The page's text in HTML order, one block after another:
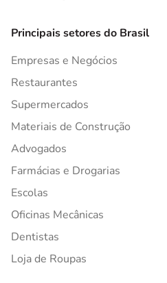
Principais setores do Brasil
Empresas e Negócios
Restaurantes
Supermercados
Materiais de Construção
Advogados
Farmácias e Drogarias
Escolas
Oficinas Mecânicas
Dentistas
Loja de Roupas